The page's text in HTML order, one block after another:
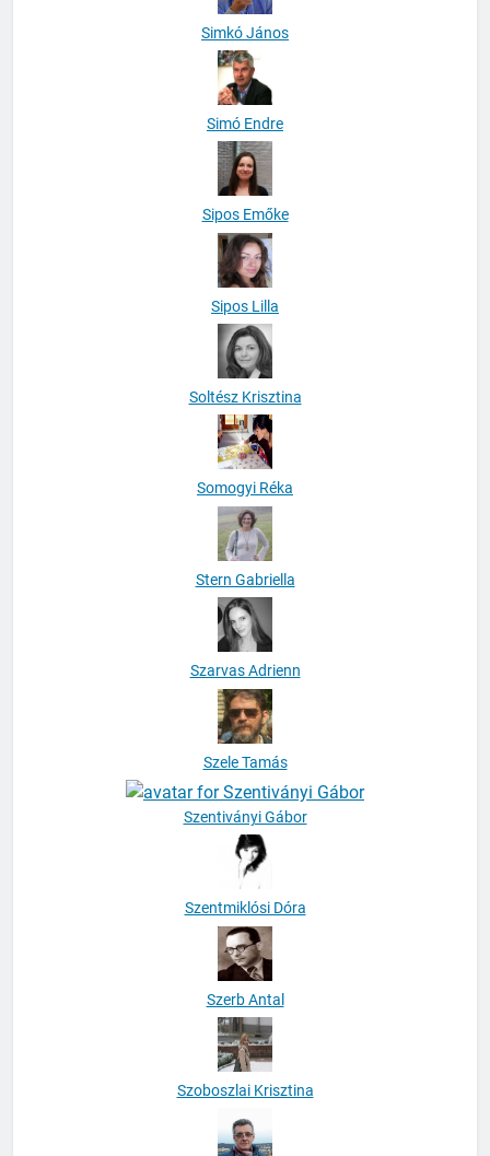
Simkó János
Simó Endre
Sipos Emőke
Sipos Lilla
Soltész Krisztina
Somogyi Réka
Stern Gabriella
Szarvas Adrienn
Szele Tamás
Szentiványi Gábor
Szentmiklósi Dóra
Szerb Antal
Szoboszlai Krisztina